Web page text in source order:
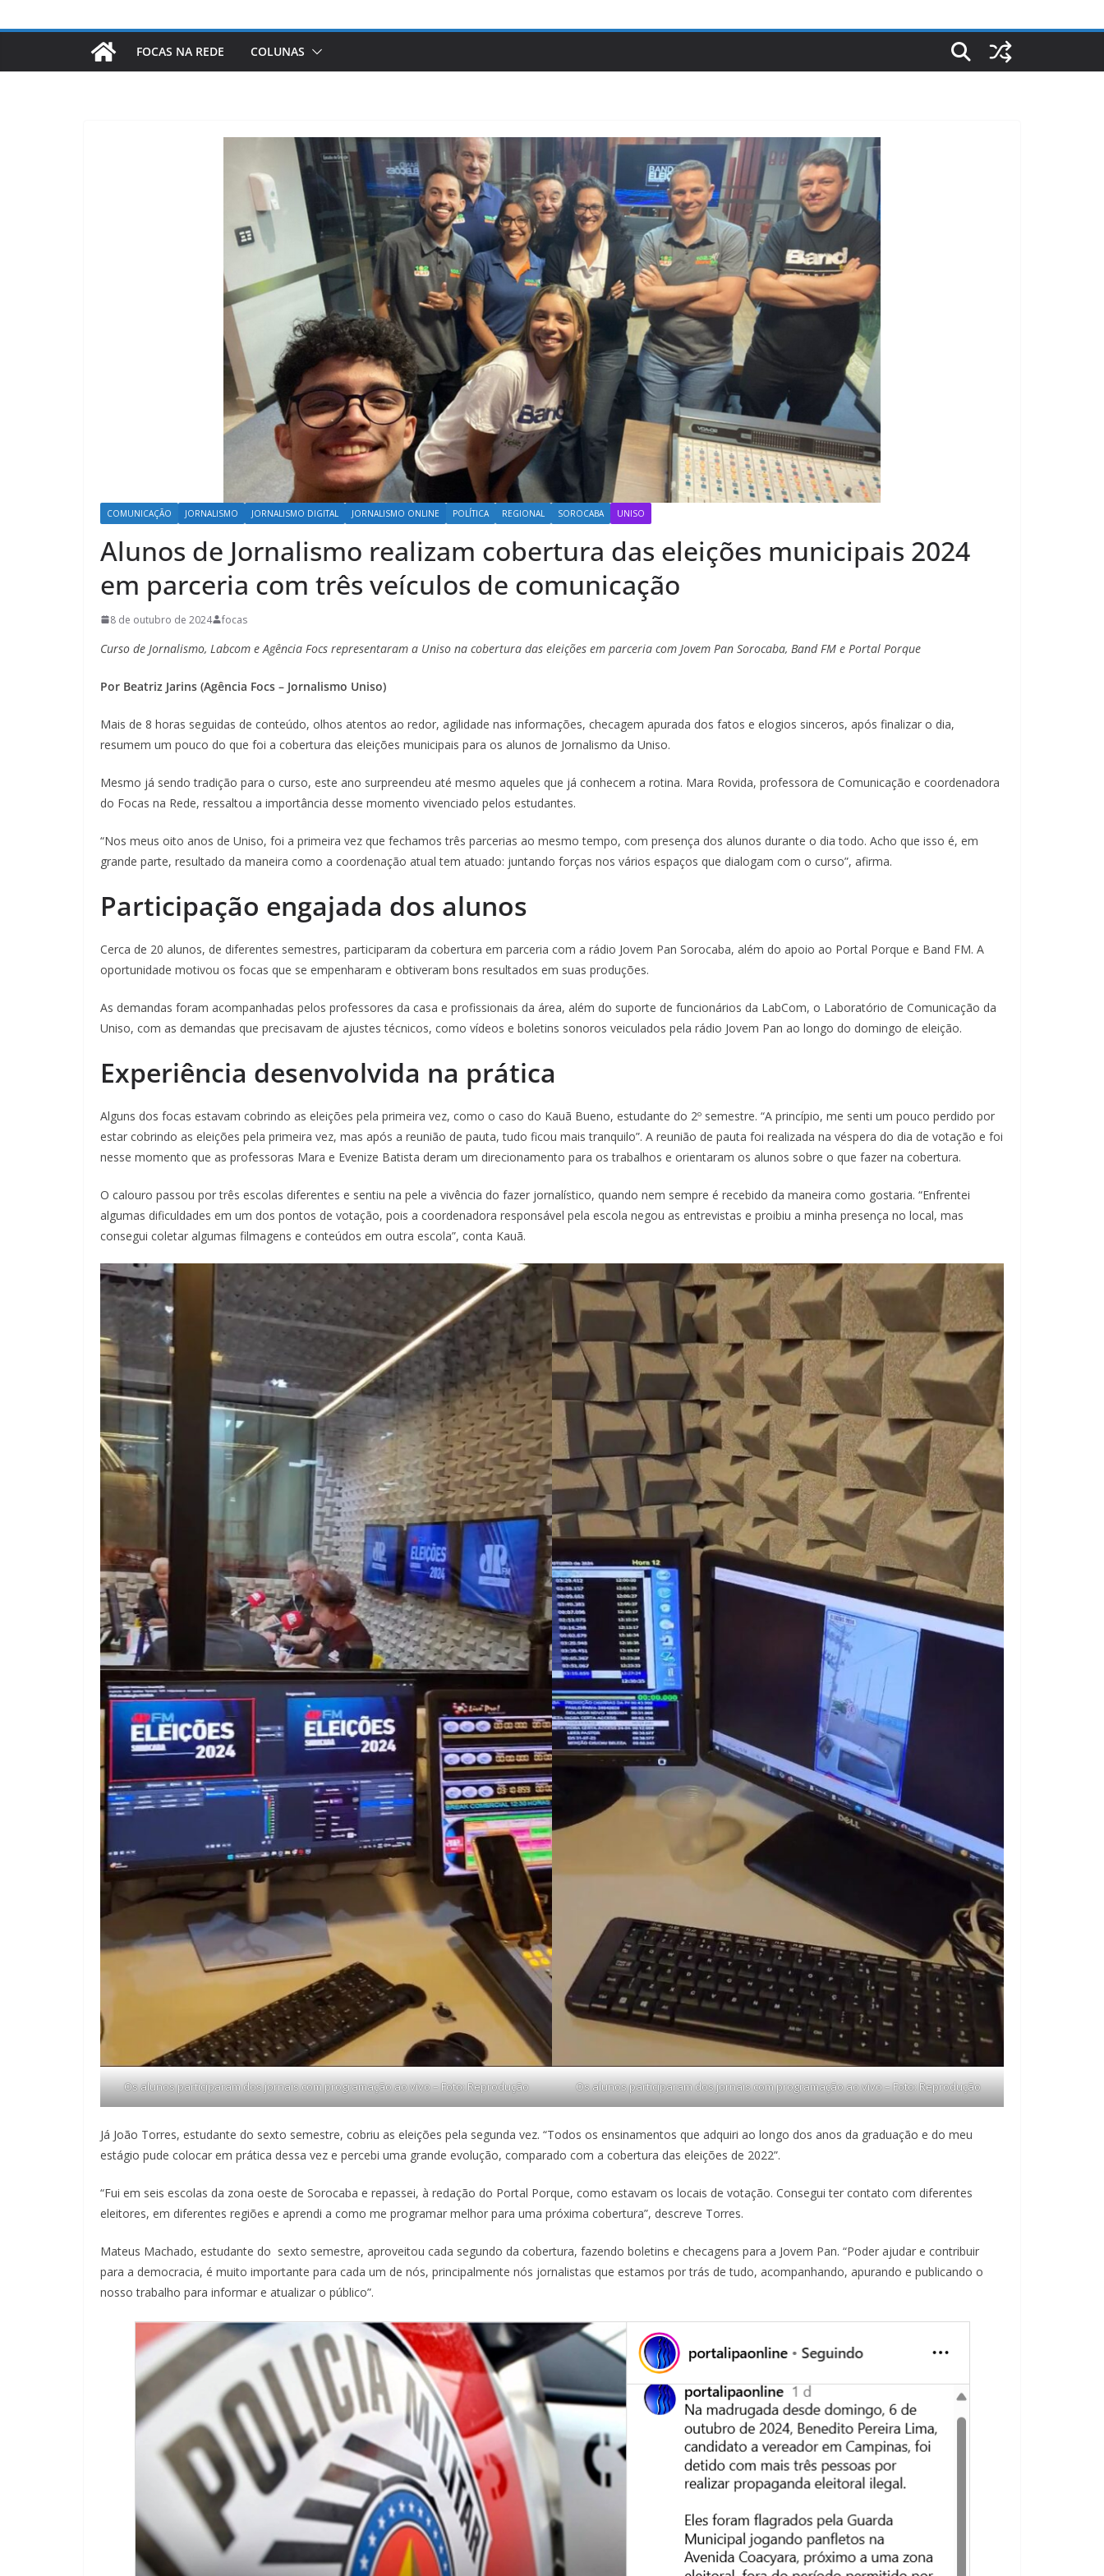
FOCAS NA REDE COLUNAS
COMUNICAÇÃO JORNALISMO JORNALISMO DIGITAL JORNALISMO ONLINE POLÍTICA REGIONAL SOROCABA UNISO
Alunos de Jornalismo realizam cobertura das eleições municipais 2024
em parceria com três veículos de comunicação
8 de outubro de 2024 focas
Curso de Jornalismo, Labcom e Agência Focs representaram a Uniso na cobertura das eleições em parceria com Jovem Pan Sorocaba, Band FM e Portal Porque
Por Beatriz Jarins (Agência Focs – Jornalismo Uniso)
Mais de 8 horas seguidas de conteúdo, olhos atentos ao redor, agilidade nas informações, checagem apurada dos fatos e elogios sinceros, após finalizar o dia,
resumem um pouco do que foi a cobertura das eleições municipais para os alunos de Jornalismo da Uniso.
Mesmo já sendo tradição para o curso, este ano surpreendeu até mesmo aqueles que já conhecem a rotina. Mara Rovida, professora de Comunicação e coordenadora
do Focas na Rede, ressaltou a importância desse momento vivenciado pelos estudantes.
“Nos meus oito anos de Uniso, foi a primeira vez que fechamos três parcerias ao mesmo tempo, com presença dos alunos durante o dia todo. Acho que isso é, em
grande parte, resultado da maneira como a coordenação atual tem atuado: juntando forças nos vários espaços que dialogam com o curso”, afirma.
Participação engajada dos alunos
Cerca de 20 alunos, de diferentes semestres, participaram da cobertura em parceria com a rádio Jovem Pan Sorocaba, além do apoio ao Portal Porque e Band FM. A
oportunidade motivou os focas que se empenharam e obtiveram bons resultados em suas produções.
As demandas foram acompanhadas pelos professores da casa e profissionais da área, além do suporte de funcionários da LabCom, o Laboratório de Comunicação da
Uniso, com as demandas que precisavam de ajustes técnicos, como vídeos e boletins sonoros veiculados pela rádio Jovem Pan ao longo do domingo de eleição.
Experiência desenvolvida na prática
Alguns dos focas estavam cobrindo as eleições pela primeira vez, como o caso do Kauã Bueno, estudante do 2º semestre. “A princípio, me senti um pouco perdido por
estar cobrindo as eleições pela primeira vez, mas após a reunião de pauta, tudo ficou mais tranquilo”. A reunião de pauta foi realizada na véspera do dia de votação e foi
nesse momento que as professoras Mara e Evenize Batista deram um direcionamento para os trabalhos e orientaram os alunos sobre o que fazer na cobertura.
O calouro passou por três escolas diferentes e sentiu na pele a vivência do fazer jornalístico, quando nem sempre é recebido da maneira como gostaria. “Enfrentei
algumas dificuldades em um dos pontos de votação, pois a coordenadora responsável pela escola negou as entrevistas e proibiu a minha presença no local, mas
consegui coletar algumas filmagens e conteúdos em outra escola”, conta Kauã.
Os alunos participaram dos jornais com programação ao vivo – Foto: Reprodução Os alunos participaram dos jornais com programação ao vivo – Foto: Reprodução
Já João Torres, estudante do sexto semestre, cobriu as eleições pela segunda vez. “Todos os ensinamentos que adquiri ao longo dos anos da graduação e do meu
estágio pude colocar em prática dessa vez e percebi uma grande evolução, comparado com a cobertura das eleições de 2022”.
“Fui em seis escolas da zona oeste de Sorocaba e repassei, à redação do Portal Porque, como estavam os locais de votação. Consegui ter contato com diferentes
eleitores, em diferentes regiões e aprendi a como me programar melhor para uma próxima cobertura”, descreve Torres.
Mateus Machado, estudante do sexto semestre, aproveitou cada segundo da cobertura, fazendo boletins e checagens para a Jovem Pan. “Poder ajudar e contribuir
para a democracia, é muito importante para cada um de nós, principalmente nós jornalistas que estamos por trás de tudo, acompanhando, apurando e publicando o
nosso trabalho para informar e atualizar o público”.